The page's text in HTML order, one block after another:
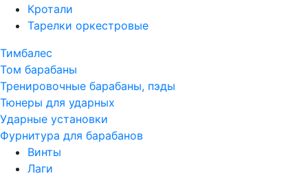
Кротали
Тарелки оркестровые
Тимбалес
Том барабаны
Тренировочные барабаны, пэды
Тюнеры для ударных
Ударные установки
Фурнитура для барабанов
Винты
Лаги